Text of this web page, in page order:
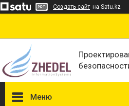
Создать сайт на Satu.kz
Меню